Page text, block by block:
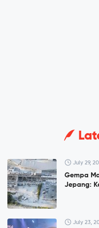
July 29,
Gempa
Jepang:
July 23,